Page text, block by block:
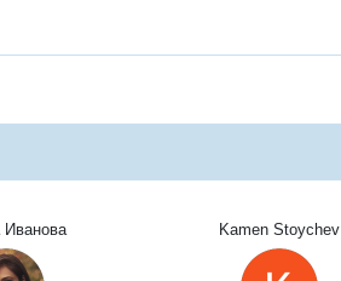
Иванова Kamen Stoychev